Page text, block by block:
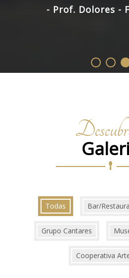
Todas Bar/
Grupo Cantares
Cooperativa